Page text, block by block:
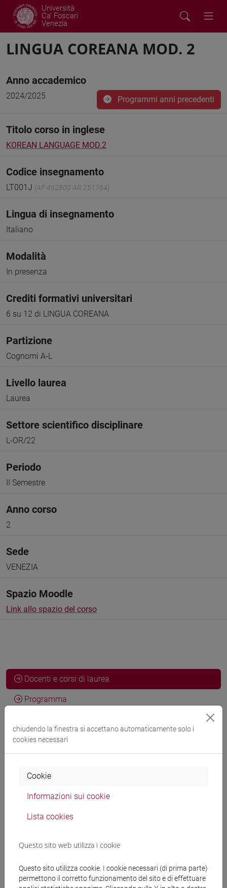
Università
Ca' Foscari
Venezia
LINGUA COREANA MOD. 2
Anno accademico
2024/2025 Programmi anni precedenti
Titolo corso in inglese
KOREAN LANGUAGE MOD.2
Codice insegnamento
LT001J (AF:462800 AR:251764)
Lingua di insegnamento
Italiano
Modalità
In presenza
Crediti formativi universitari
6 su 12 di LINGUA COREANA
Partizione
Cognomi A-L
Livello laurea
Laurea
Settore scientifico disciplinare
L-OR/22
Periodo
II Semestre
Anno corso
2
Sede
VENEZIA
Spazio Moodle
Link allo spazio del corso
Docenti e corsi di laurea
Programma
Docenti
LEE Sang Suk
Corsi di studio e percorsi
chiudendo la finestra si accettano automaticamente solo i
cookies necessari
Cookie
Informazioni sui cookie
Lista cookies
Questo sito web utilizza i cookie
Questo sito utilizza cookie. I cookie necessari (di prima parte)
permettono il corretto funzionamento del sito e di effettuare